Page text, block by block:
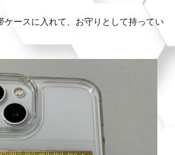
ケースに入れて、お守りとして持ってい